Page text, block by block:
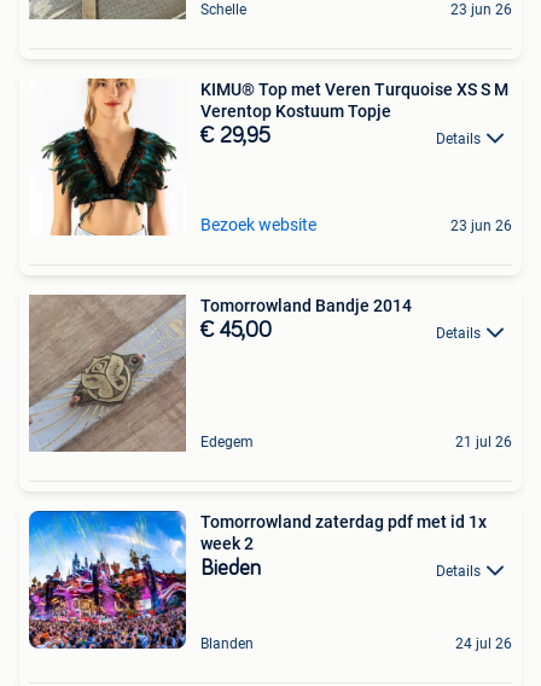
Schelle 23 jun 26
KIMU® Top met Veren Turquoise XS S M
Verentop Kostuum Topje
€ 29,95 Details
Bezoek website 23 jun 26
Tomorrowland Bandje 2014
€ 45,00 Details
Edegem 21 jul 26
Tomorrowland zaterdag pdf met id 1x
week 2
Bieden Details
Blanden 24 jul 26